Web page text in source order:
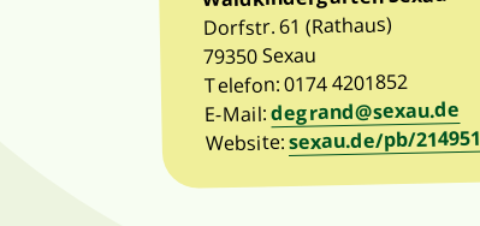
Dorfstr. 61 (Rathaus)
79350 Sexau
Telefon: 0174 4201852
E-Mail:degrand@sexau.de
Website:sexau.de/pb/